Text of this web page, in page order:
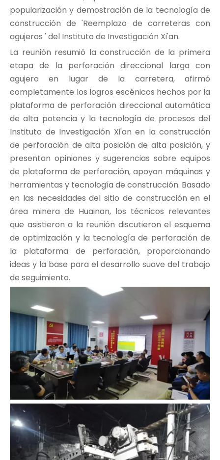
popularización y demostración de la tecnología de
construcción de 'Reemplazo de carreteras con
agujeros ' del Instituto de Investigación Xi'an.
La reunión resumió la construcción de la primera
etapa de la perforación direccional larga con
agujero en lugar de la carretera, afirmó
completamente los logros escénicos hechos por la
plataforma de perforación direccional automática
de alta potencia y la tecnología de procesos del
Instituto de Investigación Xi'an en la construcción
de perforación de alta posición de alta posición, y
presentan opiniones y sugerencias sobre equipos
de plataforma de perforación, apoyan máquinas y
herramientas y tecnología de construcción. Basado
en las necesidades del sitio de construcción en el
área minera de Huainan, los técnicos relevantes
que asistieron a la reunión discutieron el esquema
de optimización y la tecnología de perforación de
la plataforma de perforación, proporcionando
ideas y la base para el desarrollo suave del trabajo
de seguimiento.